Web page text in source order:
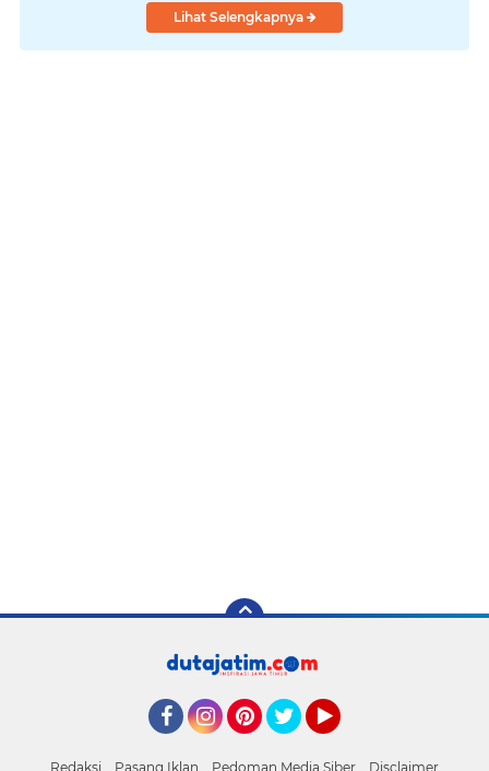
Lihat Selengkapnya
Redaksi Pasang Iklan Pedoman Media Siber Disclaimer